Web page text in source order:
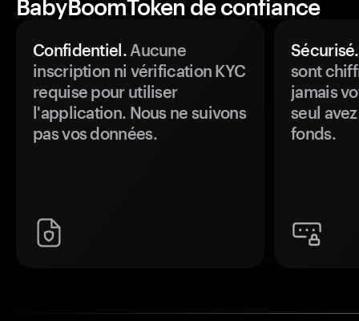
BabyBoomToken de confiance
Confidentiel.Aucune
inscription ni vérification KYC
requise pour utiliser
l'application. Nous ne suivons
pas vos données.
Sécurisé.
sont
jamais
seul
fonds.